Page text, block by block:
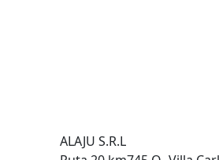
ALAJU S.R.L